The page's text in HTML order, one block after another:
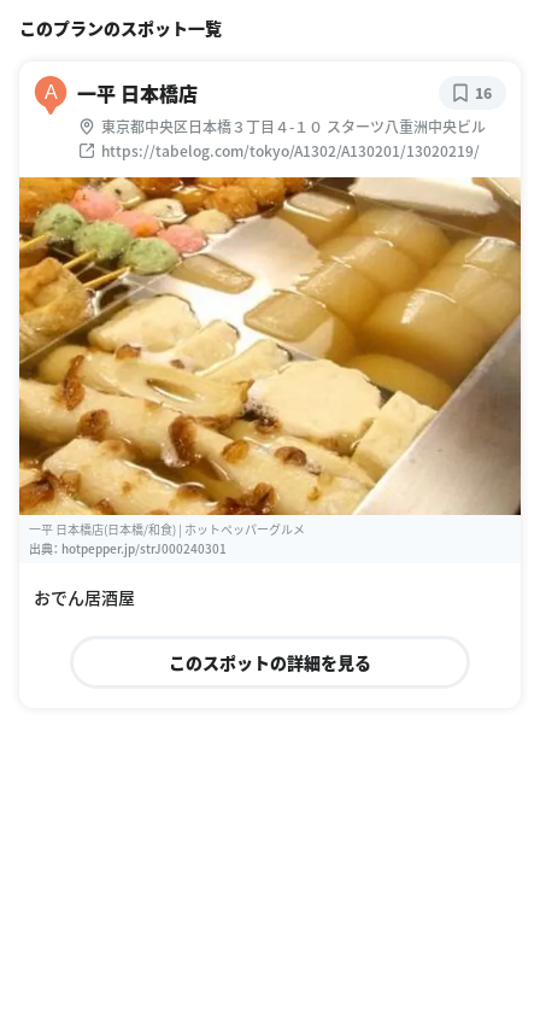
このプランのスポット一覧
A 一平 日本橋店
東京都中央区日本橋３丁目４-１０ スターツ八重洲中央ビル
https://tabelog.com/tokyo/A1302/A130201/13020219/
16
一平 日本橋店(日本橋/和食) | ホットペッパーグルメ
出典： hotpepper.jp/strJ000240301
おでん居酒屋
このスポットの詳細を見る